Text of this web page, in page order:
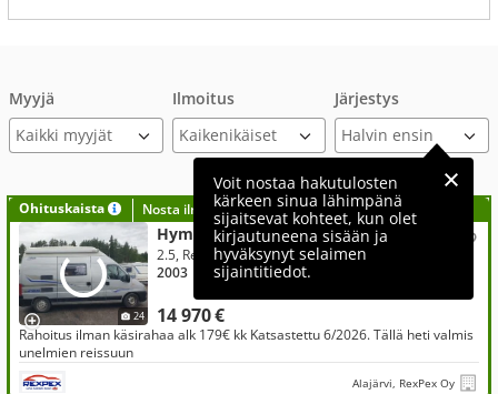
Myyjä
Kaikki myyjät
Ilmoitus Järjestys
Voit nostaa hakutulosten
kärkeen sinua lähimpänä
sijaitsevat kohteet, kun olet
kirjautuneena sisään ja
hyväksynyt selaimen
sijaintitiedot.
Ohituskaista Nosta ilmoituksesi tähän?
24
Hymer Pössl, Fiat
14 970 €
2.5, Retkeilyauto, Vaihto Rahoitus ilman käsirahaa
2003
● Diesel● Manuaali
Rahoitus ilman käsirahaa alk 179€ kk Katsastettu 6/2026. Tällä heti valmis
unelmien reissuun
Alajärvi, RexPex Oy